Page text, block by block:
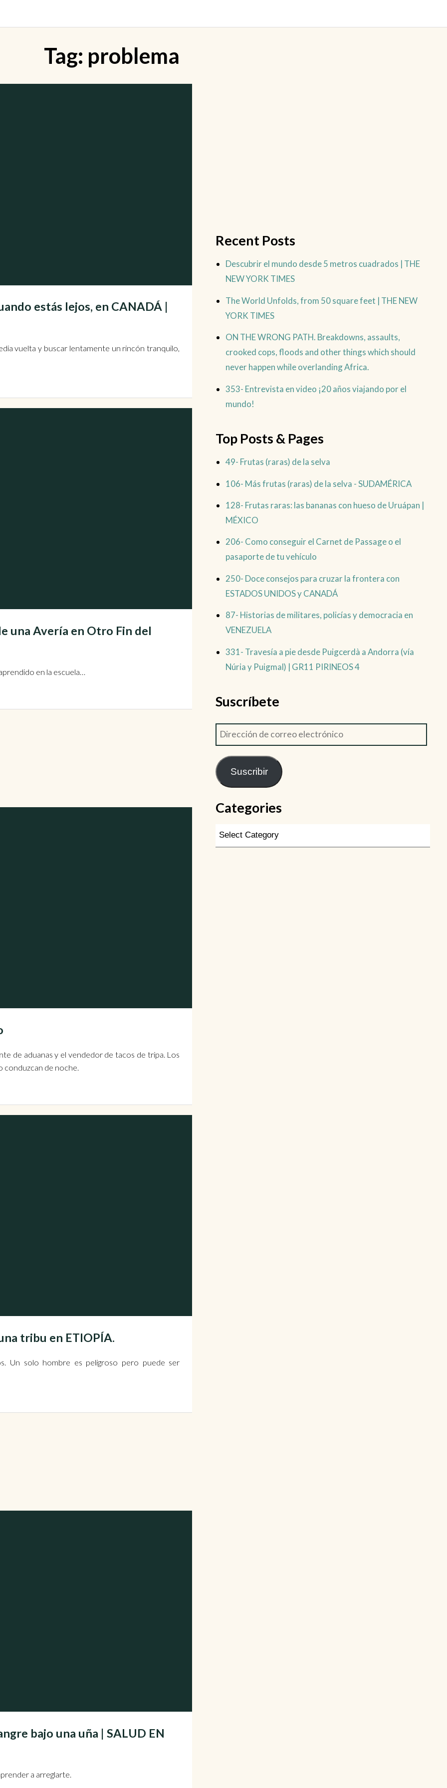
Tag: problema
estás lejos, en CANADÁ |
vuelta y buscar lentamente un rincón tranquilo,
una Avería en Otro Fin del
en la escuela…
de aduanas y el vendedor de tacos de tripa. Los
conduzcan de noche.
tribu en ETIOPÍA.
Un solo hombre es peligroso pero puede ser
bajo una uña | SALUD EN
a arreglarte.
Recent Posts
Descubrir el mundo desde 5 metros cuadrados | THE
NEW YORK TIMES
The World Unfolds, from 50 square feet | THE NEW
YORK TIMES
ON THE WRONG PATH. Breakdowns, assaults,
crooked cops, floods and other things which should
never happen while overlanding Africa.
353- Entrevista en video ¡20 años viajando por el
mundo!
Top Posts & Pages
49- Frutas (raras) de la selva
106- Más frutas (raras) de la selva - SUDAMÉRICA
128- Frutas raras: las bananas con hueso de Uruápan |
MÉXICO
206- Como conseguir el Carnet de Passage o el
pasaporte de tu vehículo
250- Doce consejos para cruzar la frontera con
ESTADOS UNIDOS y CANADÁ
87- Historias de militares, policías y democracia en
VENEZUELA
331- Travesía a pie desde Puigcerdà a Andorra (vía
Núria y Puigmal) | GR11 PIRINEOS 4
Suscríbete
Suscribir
Categories